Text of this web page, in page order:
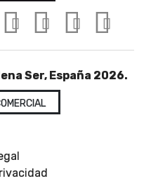
Ser, España 2026.